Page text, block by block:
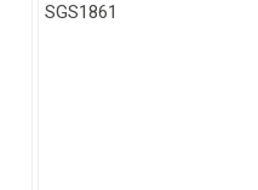
SGS1861